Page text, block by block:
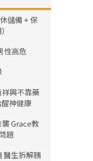
儲備 + 保
性高危
興不靠藥
神健康
Grace教
題
醫生拆解胰